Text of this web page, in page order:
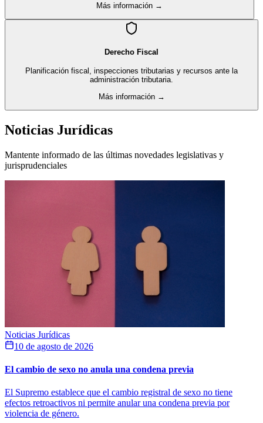
Más información →
Derecho Fiscal
Planificación fiscal, inspecciones tributarias y recursos ante la
administración tributaria.
Más información →
Noticias Jurídicas
Mantente informado de las últimas novedades legislativas y
jurisprudenciales
Noticias Jurídicas
10 de agosto de 2026
El cambio de sexo no anula una condena previa
El Supremo establece que el cambio registral de sexo no tiene
efectos retroactivos ni permite anular una condena previa por
violencia de género.